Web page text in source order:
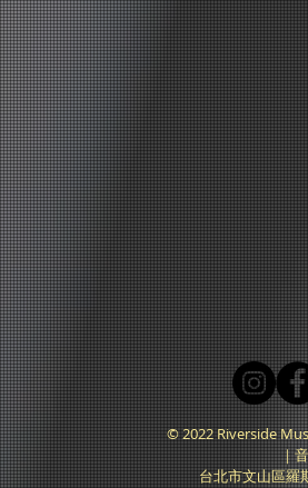
© 2022 Riverside
｜
台北市文山區羅